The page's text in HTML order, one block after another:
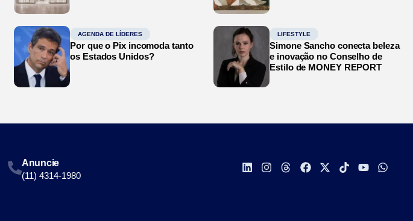
AGENDA DE LÍDERES
Por que o Pix incomoda tanto
os Estados Unidos?
LIFESTYLE
Simone Sancho conecta beleza
e inovação no Conselho de
Estilo de MONEY REPORT
Anuncie
(11) 4314-1980